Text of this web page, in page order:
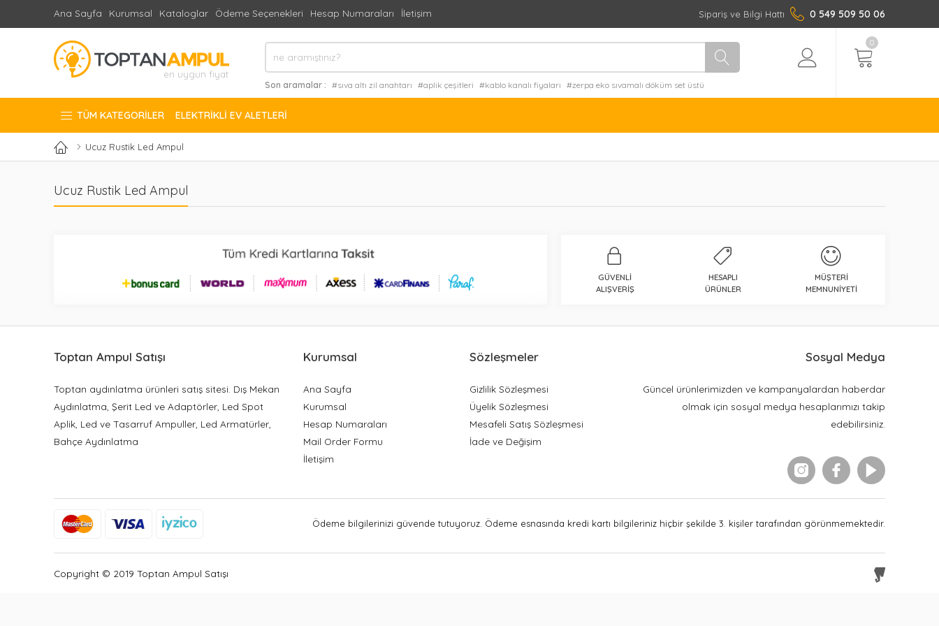
Ana Sayfa Kurumsal Kataloglar Ödeme Seçenekleri Hesap Numaraları İletişim 0 549 509 50 06
Sipariş ve Bilgi Hattı
en uygun fiyat
Son aramalar : #sıva altı zil anahtarı #aplik çeşitleri #kablo kanalı fiyaları #zerpa eko sıvamalı döküm set üstü
#doğan 1000 wat led projektör
0
TÜM KATEGORILER ELEKTRIKLI EV ALETLERI
Ucuz Rustik Led Ampul
Ucuz Rustik Led Ampul
GÜVENLI
ALIŞVERIŞ
HESAPLI
ÜRÜNLER
MÜŞTERI
MEMNUNIYETI
Toptan Ampul Satışı
Toptan aydınlatma ürünleri satış sitesi. Dış Mekan
Aydınlatma, Şerit Led ve Adaptörler, Led Spot
Aplik, Led ve Tasarruf Ampuller, Led Armatürler,
Bahçe Aydınlatma
Kurumsal
Ana Sayfa
Kurumsal
Hesap Numaraları
Mail Order Formu
İletişim
Sözleşmeler
Gizlilik Sözleşmesi
Üyelik Sözleşmesi
Mesafeli Satış Sözleşmesi
İade ve Değişim
Sosyal Medya
Güncel ürünlerimizden ve kampanyalardan haberdar
olmak için sosyal medya hesaplarımızı takip
edebilirsiniz.
Ödeme bilgilerinizi güvende tutuyoruz. Ödeme esnasında kredi kartı bilgileriniz hiçbir şekilde 3. kişiler tarafından görünmemektedir.
Copyright © 2019 Toptan Ampul Satışı